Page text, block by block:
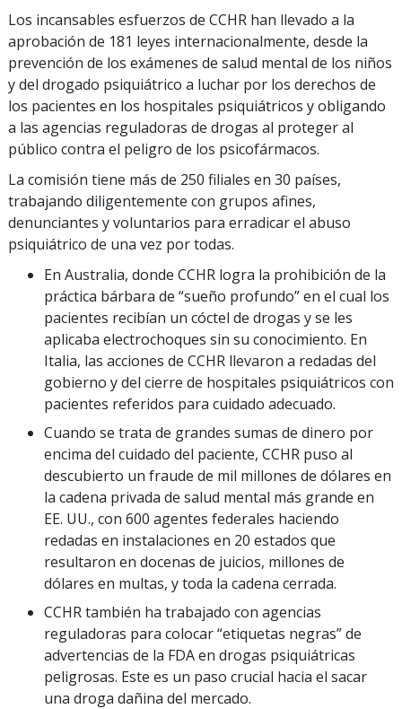
Los incansables esfuerzos de CCHR han llevado a la
aprobación de 181 leyes internacionalmente, desde la
prevención de los exámenes de salud mental de los niños
y del drogado psiquiátrico a luchar por los derechos de
los pacientes en los hospitales psiquiátricos y obligando
a las agencias reguladoras de drogas al proteger al
público contra el peligro de los psicofármacos.
La comisión tiene más de 250 filiales en 30 países,
trabajando diligentemente con grupos afines,
denunciantes y voluntarios para erradicar el abuso
psiquiátrico de una vez por todas.
En Australia, donde CCHR logra la prohibición de la
práctica bárbara de “sueño profundo” en el cual los
pacientes recibían un cóctel de drogas y se les
aplicaba electrochoques sin su conocimiento. En
Italia, las acciones de CCHR llevaron a redadas del
gobierno y del cierre de hospitales psiquiátricos con
pacientes referidos para cuidado adecuado.
Cuando se trata de grandes sumas de dinero por
encima del cuidado del paciente, CCHR puso al
descubierto un fraude de mil millones de dólares en
la cadena privada de salud mental más grande en
EE. UU., con 600 agentes federales haciendo
redadas en instalaciones en 20 estados que
resultaron en docenas de juicios, millones de
dólares en multas, y toda la cadena cerrada.
CCHR también ha trabajado con agencias
reguladoras para colocar “etiquetas negras” de
advertencias de la FDA en drogas psiquiátricas
peligrosas. Este es un paso crucial hacia el sacar
una droga dañina del mercado.